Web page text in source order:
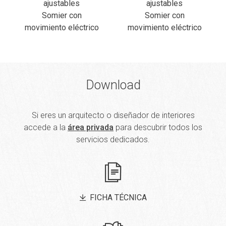
ajustables
Somier con
movimiento eléctrico
ajustables
Somier con
movimiento eléctrico
Download
Si eres un arquitecto o diseñador de interiores
accede a la área privada para descubrir todos los
servicios dedicados.
FICHA TÉCNICA